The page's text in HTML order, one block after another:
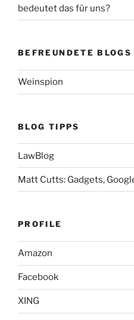
bedeutet das für uns?
BEFREUNDETE BLOGS
Weinspion
BLOG TIPPS
LawBlog
Matt Cutts: Gadgets,
PROFILE
Amazon
Facebook
XING